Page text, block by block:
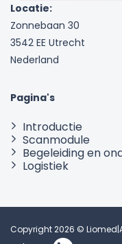
Locatie:
Zonnebaan 30
3542 EE Utrecht
Nederland
Pagina's
Introductie
Scanmodule
Begeleiding en
Logistiek
Copyright 2026 © Liomed|